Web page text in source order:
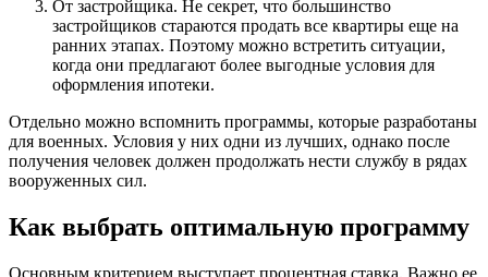
От застройщика. Не секрет, что большинство
застройщиков стараются продать все квартиры еще на
ранних этапах. Поэтому можно встретить ситуации,
когда они предлагают более выгодные условия для
оформления ипотеки.
Отдельно можно вспомнить программы, которые разработаны
для военных. Условия у них одни из лучших, однако после
получения человек должен продолжать нести службу в рядах
вооруженных сил.
Как выбрать оптимальную программу